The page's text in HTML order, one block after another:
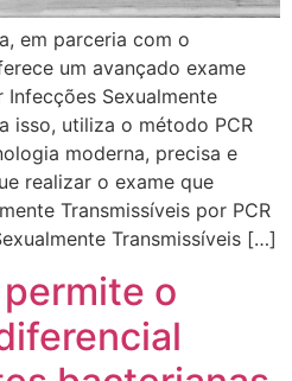
em parceria com o
um avançado exame
Sexualmente
isso, utiliza o método PCR
moderna, precisa e
realizar o exame que
Transmissíveis por PCR
Transmissíveis […]
o